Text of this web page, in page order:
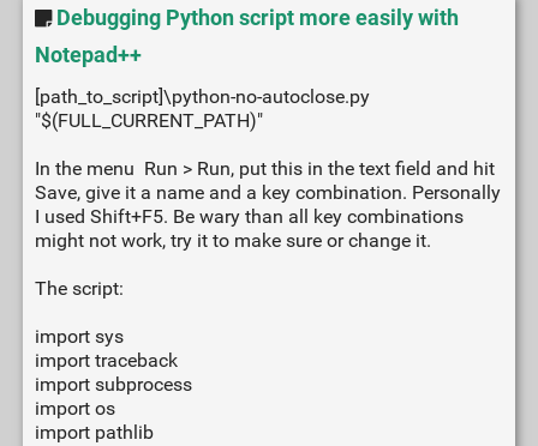
Debugging Python script more easily with
Notepad++
[path_to_script]\python-no-autoclose.py
"$(FULL_CURRENT_PATH)"
In the menu Run > Run, put this in the text field and hit
Save, give it a name and a key combination. Personally
I used Shift+F5. Be wary than all key combinations
might not work, try it to make sure or change it.
The script:
import sys
import traceback
import subprocess
import os
import pathlib